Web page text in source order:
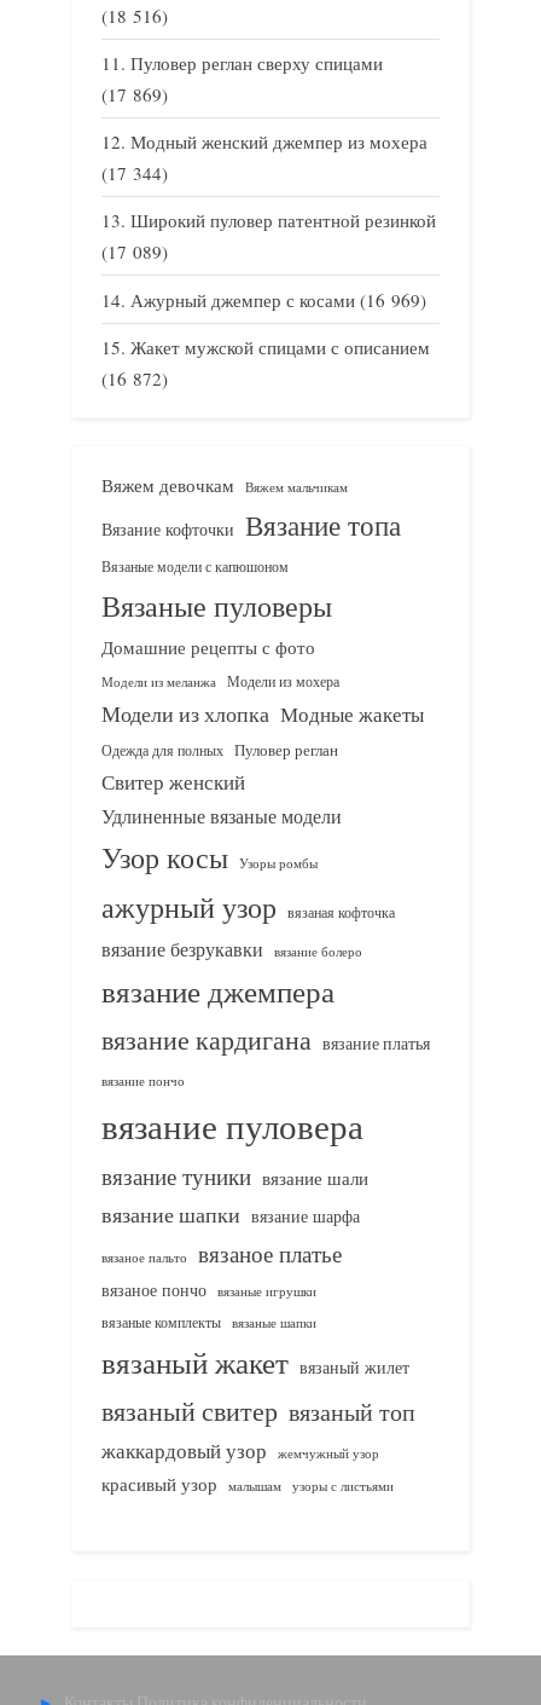
(18 516)
Пуловер реглан сверху спицами
(17 869)
Модный женский джемпер из мохера
(17 344)
Широкий пуловер патентной резинкой
(17 089)
Ажурный джемпер с косами (16 969)
Жакет мужской спицами с описанием
(16 872)
Вяжем девочкам Вяжем мальчикам
Вязание кофточки Вязание топа
Вязаные модели с капюшоном
Вязаные пуловеры
Домашние рецепты с фото
Модели из меланжа Модели из мохера
Модели из хлопка Модные жакеты
Одежда для полных Пуловер реглан
Свитер женский
Удлиненные вязаные модели
Узор косы Узоры ромбы
ажурный узор вязаная кофточка
вязание безрукавки вязание болеро
вязание джемпера
вязание кардигана вязание платья
вязание пончо
вязание пуловера
вязание туники вязание шали
вязание шапки вязание шарфа
вязаное пальто вязаное платье
вязаное пончо вязаные игрушки
вязаные комплекты
вязаные шапки
вязаный жакет вязаный жилет
вязаный свитер вязаный топ
жаккардовый узор жемчужный узор
красивый узор малышам узоры с листьями